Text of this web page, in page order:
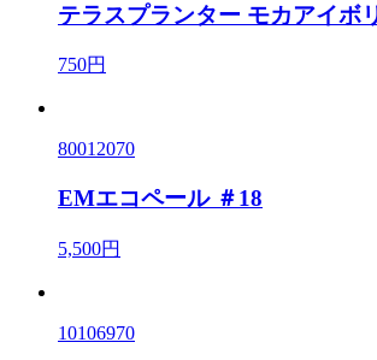
テラスプランター モカアイボ
750円
80012070
EMエコペール ＃18
5,500円
10106970